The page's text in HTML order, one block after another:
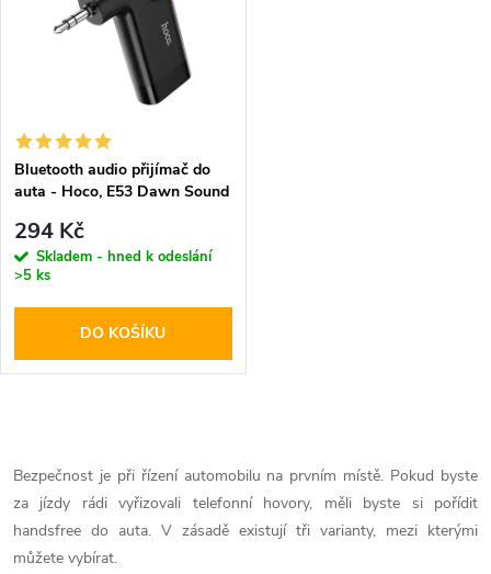
í
p
r
o
d
k
t
s
p
r
o
d
k
t
Bluetooth audio přijímač do
auta - Hoco, E53 Dawn Sound
294 Kč
Skladem - hned k odeslání
>5 ks
DO KOŠÍKU
v
l
Bezpečnost je při řízení automobilu na prvním místě. Pokud byste
za jízdy rádi vyřizovali telefonní hovory, měli byste si pořídit
handsfree do auta. V zásadě existují tři varianty, mezi kterými
můžete vybírat.